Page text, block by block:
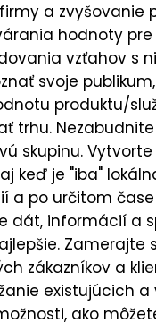
a zvyšovanie
hodnoty pre
vzťahov s
svoje publikum
produktu/
trhu.
skupinu.
keď je "iba"
a po určitom
dát, informácií a
. Zamerajte
zákazníkov a
existujúcich
ako